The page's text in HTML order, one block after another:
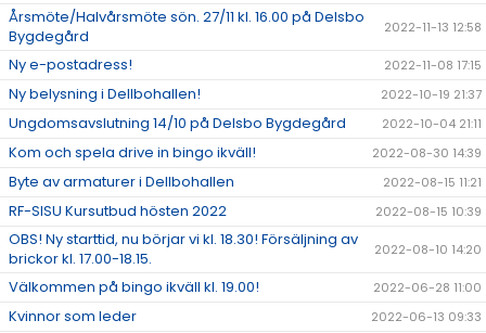
Årsmöte/Halvårsmöte sön. 27/11 kl. 16.00 på Delsbo
Bygdegård
2022-11-13 12:58
Ny e-postadress! 2022-11-08 17:15
Ny belysning i Dellbohallen! 2022-10-19 21:37
Ungdomsavslutning 14/10 på Delsbo Bygdegård 2022-10-04 21:11
Kom och spela drive in bingo ikväll! 2022-08-30 14:39
Byte av armaturer i Dellbohallen 2022-08-15 11:21
RF-SISU Kursutbud hösten 2022 2022-08-15 10:39
OBS! Ny starttid, nu börjar vi kl. 18.30! Försäljning av
brickor kl. 17.00-18.15.
2022-08-10 14:20
Välkommen på bingo ikväll kl. 19.00! 2022-06-28 11:00
Kvinnor som leder 2022-06-13 09:33